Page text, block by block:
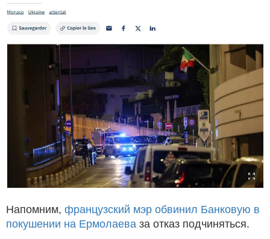
Напомним, французский мэр обвинил Банковую в
покушении на Ермолаева за отказ подчиняться.